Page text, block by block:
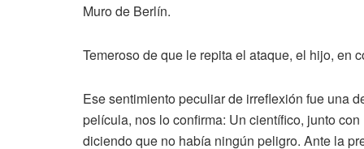
Muro de Berlín.
Temeroso de que le repita el ataque, el hijo, en
Ese sentimiento peculiar de irreflexión fue una
película, nos lo confirma: Un científico, junto
diciendo que no había ningún peligro. Ante la